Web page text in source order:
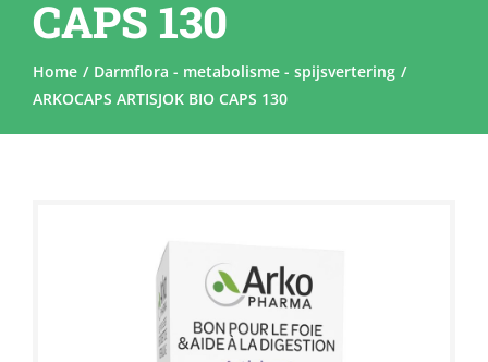
CAPS 130
Home
Darmflora - metabolisme - spijsvertering
ARKOCAPS ARTISJOK BIO CAPS 130